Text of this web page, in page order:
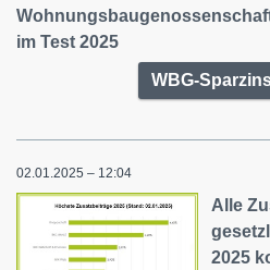
im Test 2025
WBG-
02.01.2025 – 12:04
Alle
2025